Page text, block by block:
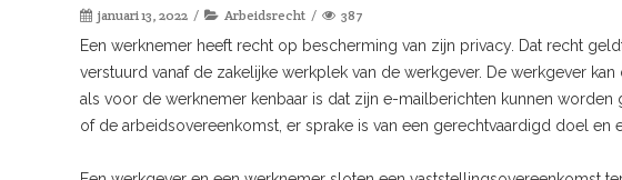
januari 13, 2022 Arbeidsrecht 387
Een werknemer heeft recht op bescherming van zijn privacy. Dat recht
verstuurd vanaf de zakelijke werkplek van de werkgever. De werkgever
als voor de werknemer kenbaar is dat zijn e-mailberichten kunnen
of de arbeidsovereenkomst, er sprake is van een gerechtvaardigd doel en